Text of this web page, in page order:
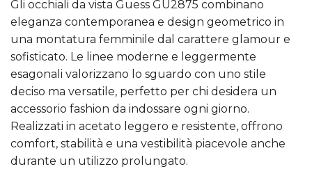
Gli occhiali da vista Guess GU2875 combinano
eleganza contemporanea e design geometrico in
una montatura femminile dal carattere glamour e
sofisticato. Le linee moderne e leggermente
esagonali valorizzano lo sguardo con uno stile
deciso ma versatile, perfetto per chi desidera un
accessorio fashion da indossare ogni giorno.
Realizzati in acetato leggero e resistente, offrono
comfort, stabilità e una vestibilità piacevole anche
durante un utilizzo prolungato.